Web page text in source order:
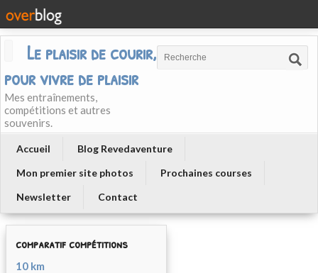
Le plaisir de courir, courir
pour vivre de plaisir
Mes entraînements,
compétitions et autres
souvenirs.
Accueil
Blog Revedaventure
Mon premier site photos
Prochaines courses
Newsletter
Contact
comparatif compétitions
10 km